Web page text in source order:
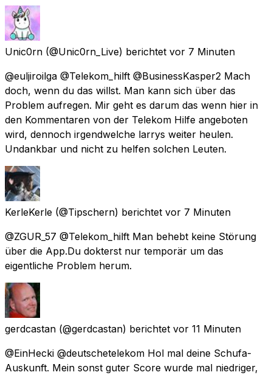
Unic0rn (@Unic0rn_Live) berichtet vor 7 Minuten
@euljiroilga @Telekom_hilft @BusinessKasper2 Mach
doch, wenn du das willst. Man kann sich über das
Problem aufregen. Mir geht es darum das wenn hier in
den Kommentaren von der Telekom Hilfe angeboten
wird, dennoch irgendwelche larrys weiter heulen.
Undankbar und nicht zu helfen solchen Leuten.
KerleKerle (@Tipschern) berichtet vor 7 Minuten
@ZGUR_57 @Telekom_hilft Man behebt keine Störung
über die App.Du dokterst nur temporär um das
eigentliche Problem herum.
gerdcastan (@gerdcastan) berichtet vor 11 Minuten
@EinHecki @deutschetelekom Hol mal deine Schufa-
Auskunft. Mein sonst guter Score wurde mal niedriger,